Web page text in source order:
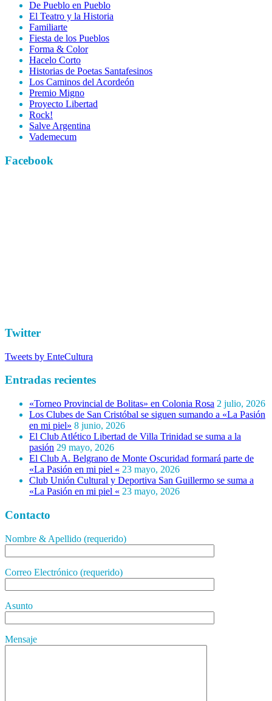
De Pueblo en Pueblo
El Teatro y la Historia
Familiarte
Fiesta de los Pueblos
Forma & Color
Hacelo Corto
Historias de Poetas Santafesinos
Los Caminos del Acordeón
Premio Migno
Proyecto Libertad
Rock!
Salve Argentina
Vademecum
Facebook
Twitter
Tweets by EnteCultura
Entradas recientes
«Torneo Provincial de Bolitas» en Colonia Rosa 2 julio, 2026
Los Clubes de San Cristóbal se siguen sumando a «La Pasión
en mi piel» 8 junio, 2026
El Club Atlético Libertad de Villa Trinidad se suma a la
pasión 29 mayo, 2026
El Club A. Belgrano de Monte Oscuridad formará parte de
«La Pasión en mi piel « 23 mayo, 2026
Club Unión Cultural y Deportiva San Guillermo se suma a
«La Pasión en mi piel « 23 mayo, 2026
Contacto
Nombre & Apellido (requerido)
Correo Electrónico (requerido)
Asunto
Mensaje